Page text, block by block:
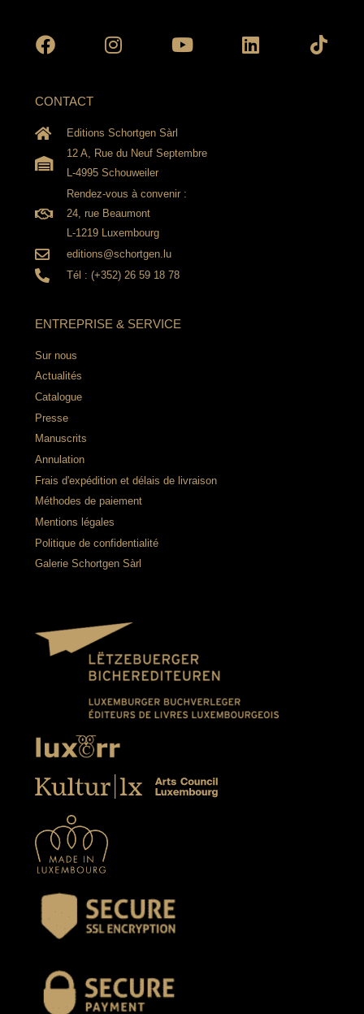
CONTACT
Editions Schortgen Sàrl
12 A, Rue du Neuf Septembre
L-4995 Schouweiler
Rendez-vous à convenir :
24, rue Beaumont
L-1219 Luxembourg
editions@schortgen.lu
Tél : (+352) 26 59 18 78
ENTREPRISE & SERVICE
Sur nous
Actualités
Catalogue
Presse
Manuscrits
Annulation
Frais d'expédition et délais de livraison
Méthodes de paiement
Mentions légales
Politique de confidentialité
Galerie Schortgen Sàrl